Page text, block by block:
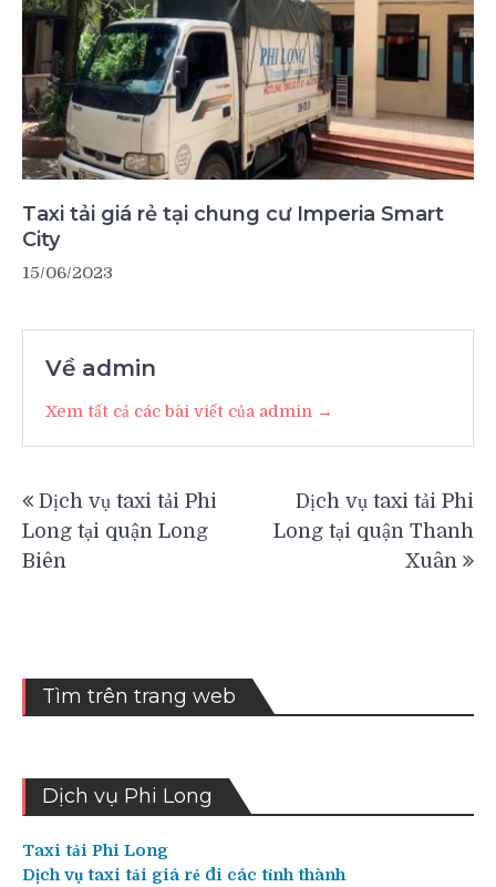
Taxi tải giá rẻ tại chung cư Imperia Smart
City
15/06/2023
Về admin
Xem tất cả các bài viết của admin →
hướng
bài
Dịch vụ taxi tải Phi
Long tại quận Long
Biên
Dịch vụ taxi tải Phi
Long tại quận Thanh
Xuân
Tìm trên trang web
Dịch vụ Phi Long
Taxi tải Phi Long
Dịch vụ taxi tải giá rẻ đi các tỉnh thành